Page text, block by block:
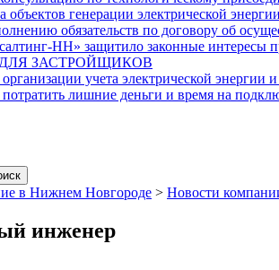
объектов генерации электрической энергии
обязательств по договору об
НН» защитило законные интересы
ЗАСТРОЙЩИКОВ
учета электрической энергии
лишние деньги и время на
в Нижнем Новгороде > Новости
инженер